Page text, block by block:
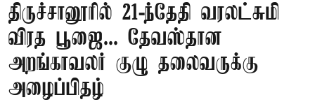
திருச்சானூரில் 21-ந்தேதி வரலட்சுமி
விரத பூஜை... தேவஸ்தான
அறங்காவலர் குழு தலைவருக்கு
அழைப்பிதழ்